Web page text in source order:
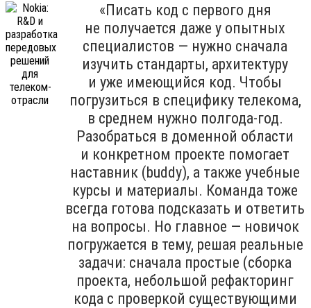
«Писать код с первого дня
не получается даже у опытных
специалистов — нужно сначала
изучить стандарты, архитектуру
и уже имеющийся код. Чтобы
погрузиться в специфику телекома,
в среднем нужно полгода-год.
Разобраться в доменной области
и конкретном проекте помогает
наставник (buddy), а также учебные
курсы и материалы. Команда тоже
всегда готова подсказать и ответить
на вопросы. Но главное — новичок
погружается в тему, решая реальные
задачи: сначала простые (сборка
проекта, небольшой рефакторинг
кода с проверкой существующими